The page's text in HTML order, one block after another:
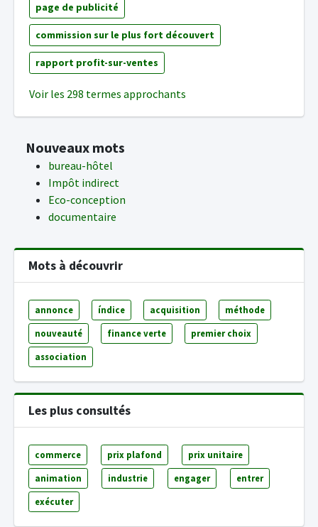
page de publicité
commission sur le plus fort découvert
rapport profit-sur-ventes
Voir les 298 termes approchants
Nouveaux mots
bureau-hôtel
Impôt indirect
Eco-conception
documentaire
Mots à découvrir
annonce índice acquisition méthode
nouveauté finance verte premier choix
association
Les plus consultés
commerce prix plafond prix unitaire
animation industrie engager entrer
exécuter